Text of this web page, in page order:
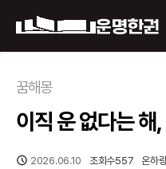
운명한권 보기
미래 배우자 얼굴
꿈해몽
이직 운 없다는 해
2026.06.10 조회수557 온하